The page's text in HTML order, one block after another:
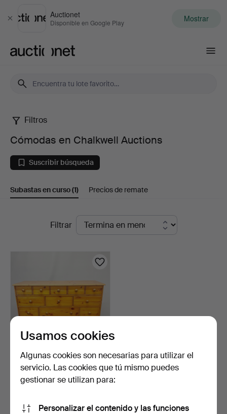
Cerrar
Auctionet
Disponible en Google Play Mostrar
Cómodas
en
Chalkwell
Auctions
Filtros
Cómodas en Chalkwell Auctions
Suscribir búsqueda
Subastas en curso(1) Precios de remate
SubastasFiltrar
CÓMODA.
13 horas
21 USD
Usamos cookies
Algunas cookies son necesarias para utilizar el
servicio. Las cookies que tú mismo puedes
gestionar se utilizan para:
Personalizar el contenido y las funciones